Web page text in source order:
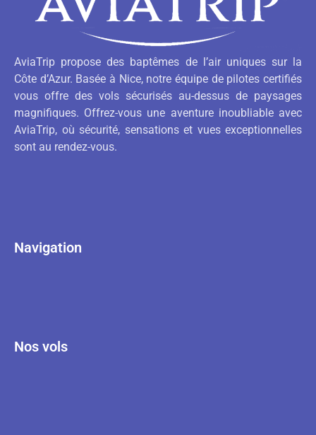
AviaTrip propose des baptêmes de l’air uniques sur la
Côte d’Azur. Basée à Nice, notre équipe de pilotes certifiés
vous offre des vols sécurisés au-dessus de paysages
magnifiques. Offrez-vous une aventure inoubliable avec
AviaTrip, où sécurité, sensations et vues exceptionnelles
sont au rendez-vous.
Navigation
Nos vols